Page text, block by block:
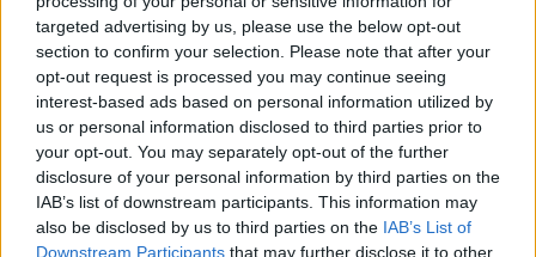
targeted advertising by us, please use the below opt-out
section to confirm your selection. Please note that after your
opt-out request is processed you may continue seeing
interest-based ads based on personal information utilized by
us or personal information disclosed to third parties prior to
your opt-out. You may separately opt-out of the further
disclosure of your personal information by third parties on the
IAB’s list of downstream participants. This information may
also be disclosed by us to third parties on the IAB’s List of
Downstream Participants that may further disclose it to other
rossoneroMusacchioè sbarcato in città ed ha
sostenuto stamattina le visite mediche: per lui il
DS meneghino ha speso circa 18 milioni di euro.
27 anni da compiere ad agosto, argentino ma
con passaporto italiano, sta sostenendo i suoi
primi test atletici a Milanello. Saluta il Villarreal
dopo 249 partite in cui ha peraltro segnato
anche 7 gol. Sarà il compagno di reparto di